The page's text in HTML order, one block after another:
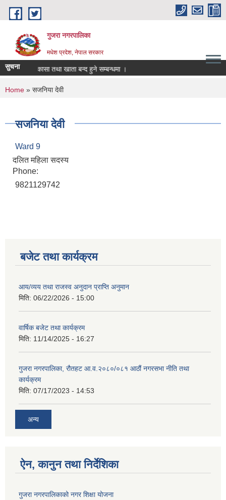
Skip to main content
गुजरा नगरपालिका
मधेश प्रदेश, नेपाल सरकार
सुचनानिकासा तथा खाता बन्द हुने सम्बन्धमा ।
You are here
Home » सजनिया देवी
सजनिया देवी
Ward 9
दलित महिला सदस्य
Phone:
9821129742
बजेट तथा कार्यक्रम
आय/व्यय तथा राजस्व अनुदान प्राप्ति अनुमान
मिति: 06/22/2026 - 15:00
वार्षिक बजेट तथा कार्यक्रम
मिति: 11/14/2025 - 16:27
गुजरा नगरपालिका, रौतहट आ.व.२०८०/०८१ आठौं नगरसभा नीति तथा
कार्यक्रम
मिति: 07/17/2023 - 14:53
अन्य
ऐन, कानुन तथा निर्देशिका
गुजरा नगरपालिकाको नगर शिक्षा योजना